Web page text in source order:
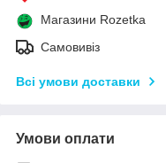
Магазини Rozetka
Самовивіз
Всі умови доставки
Умови оплати